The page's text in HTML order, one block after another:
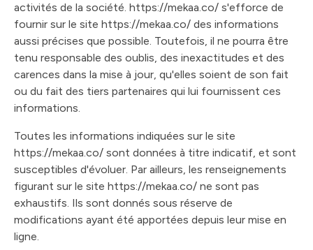
activités de la société. https://mekaa.co/ s'efforce de
fournir sur le site https://mekaa.co/ des informations
aussi précises que possible. Toutefois, il ne pourra être
tenu responsable des oublis, des inexactitudes et des
carences dans la mise à jour, qu'elles soient de son fait
ou du fait des tiers partenaires qui lui fournissent ces
informations.
Toutes les informations indiquées sur le site
https://mekaa.co/ sont données à titre indicatif, et sont
susceptibles d'évoluer. Par ailleurs, les renseignements
figurant sur le site https://mekaa.co/ ne sont pas
exhaustifs. Ils sont donnés sous réserve de
modifications ayant été apportées depuis leur mise en
ligne.